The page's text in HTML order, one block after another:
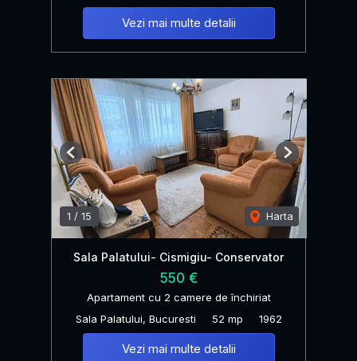
Vezi mai multe detalii
1 / 15 Harta
Previous Next
Sala Palatului- Cismigiu- Conservator
550 €
Apartament cu 2 camere de închiriat
Sala Palatului, Bucuresti
52 mp 1962
Vezi mai multe detalii